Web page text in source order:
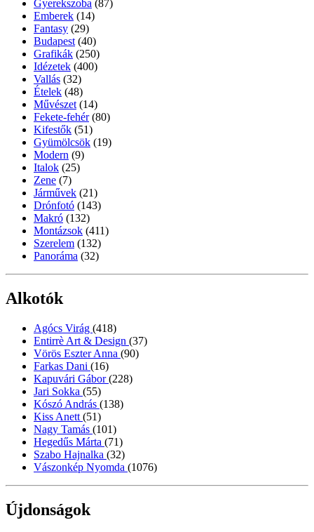
Gyerekszoba (87)
Emberek (14)
Fantasy (29)
Budapest (40)
Grafikák (250)
Idézetek (400)
Vallás (32)
Ételek (48)
Művészet (14)
Fekete-fehér (80)
Kifestők (51)
Gyümölcsök (19)
Modern (9)
Italok (25)
Zene (7)
Járművek (21)
Drónfotó (143)
Makró (132)
Montázsok (411)
Szerelem (132)
Panoráma (32)
Alkotók
Agócs Virág (418)
Entirrè Art & Design (37)
Vörös Eszter Anna (90)
Farkas Dani (16)
Kapuvári Gábor(228)
Jari Sokka (55)
Kószó András (138)
Kiss Anett (51)
Nagy Tamás (101)
Hegedűs Márta (71)
Szabo Hajnalka (32)
Vászonkép Nyomda (1076)
Újdonságok